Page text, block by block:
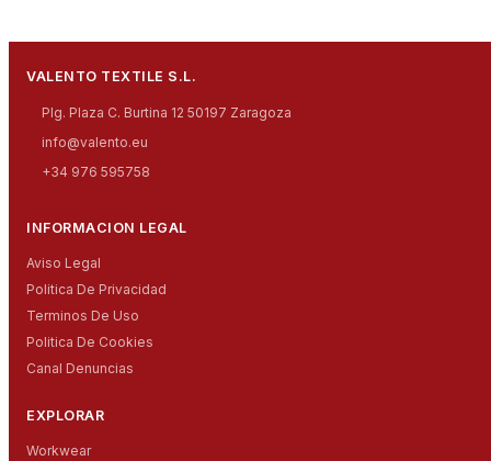
VALENTO TEXTILE S.L.
Plg. Plaza C. Burtina 12 50197 Zaragoza
info@valento.eu
+34 976 595758
INFORMACION LEGAL
Aviso Legal
Politica De Privacidad
Terminos De Uso
Politica De Cookies
Canal Denuncias
EXPLORAR
Workwear